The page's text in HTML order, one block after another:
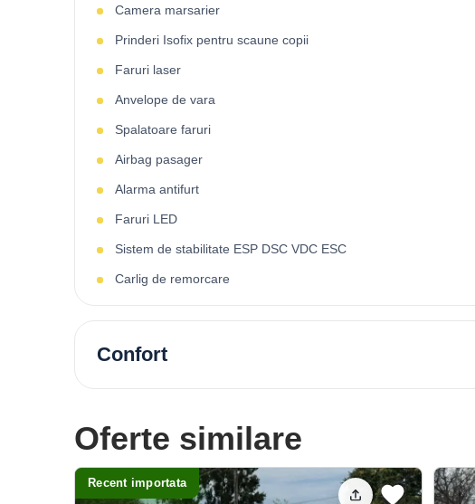
Camera marsarier
Prinderi Isofix pentru scaune copii
Faruri laser
Anvelope de vara
Spalatoare faruri
Airbag pasager
Alarma antifurt
Faruri LED
Sistem de stabilitate ESP DSC VDC ESC
Carlig de remorcare
Confort
Oferte similare
Recent importata